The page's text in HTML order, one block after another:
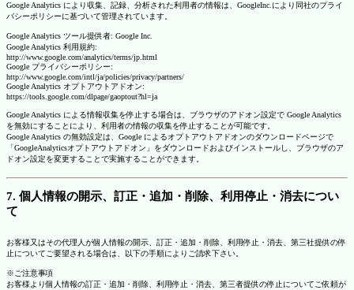
Google Analytics により収集、記録、分析された利用者の情報は、GoogleInc.により同社のプライ
バシーポリシーに基づいて管理されています。
Google Analytics ツール提供者: Google Inc.
Google Analytics 利用規約:
http://www.google.com/analytics/terms/jp.html
Google プライバシーポリシー:
http://www.google.com/intl/ja/policies/privacy/partners/
Google Analytics オプトアウトアドオン:
https://tools.google.com/dlpage/gaoptout?hl=ja
Google Analytics による情報収集を停止する場合は、ブラウザのアドオン設定で Google Analytics
を無効にすることにより、利用者の情報の収集を停止することが可能です。
Google Analytics の無効設定は、Google によるオプトアウトアドオンのダウンロードページで
「GoogleAnalyticsオプトアウトアドオン」をダウンロードおよびインストールし、ブラウザのア
ドオン設定を変更することで実施することができます。
7. 個人情報の開示、訂正・追加・削除、利用停止・消去につい
て
お客様又はその代理人が個人情報の開示、訂正・追加・削除、利用停止・消去、第三社提供の停
止についてご要望される場合は、以下の手順によりご請求下さい。
※ご注意事項
お客様より個人情報の訂正・追加・削除、利用停止・消去、第三者提供の停止についてご依頼が